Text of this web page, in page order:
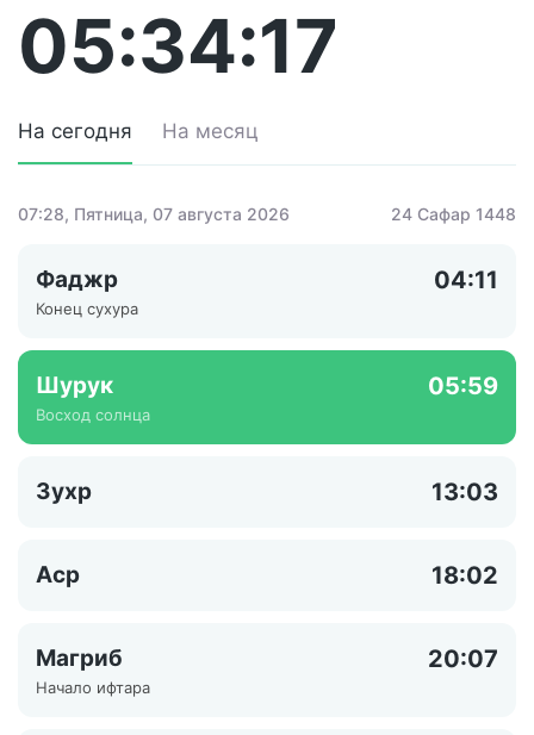
05:34:17
На сегодня На месяц
07:28, Пятница, 07 августа 2026 24 Сафар 1448
Фаджр 04:11
Конец сухура
Шурук 05:59
Восход солнца
Зухр 13:03
Аср 18:02
Магриб 20:07
Начало ифтара